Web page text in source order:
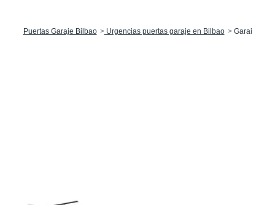
Puertas Garaje Bilbao Urgencias puertas garaje en Bilbao Garai